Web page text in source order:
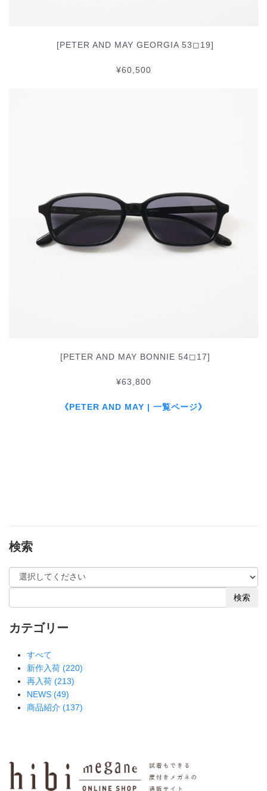
[PETER AND MAY GEORGIA 53◻︎19]
¥60,500
[PETER AND MAY BONNIE 54◻︎17]
¥63,800
《PETER AND MAY | 一覧ページ》
検索
検索
カテゴリー
すべて
新作入荷 (220)
再入荷 (213)
NEWS (49)
商品紹介 (137)